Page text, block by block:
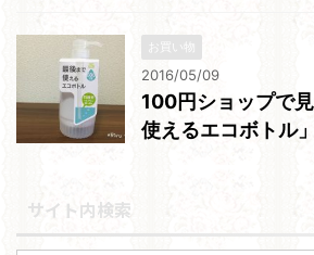
お買い物
2016/05/09
100円ショップで
使えるエコボトル」
サイト内検索